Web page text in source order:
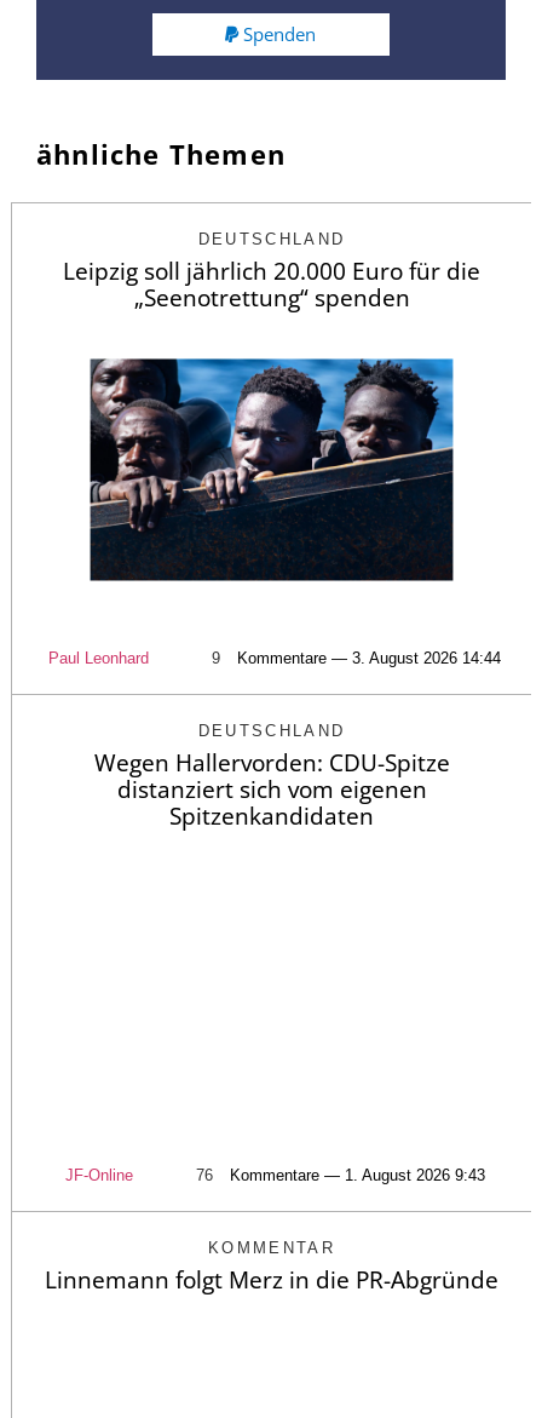
Spenden
ähnliche Themen
DEUTSCHLAND
Leipzig soll jährlich 20.000 Euro für die
„Seenotrettung“ spenden
Paul Leonhard 9 Kommentare — 3. August 2026 14:44
DEUTSCHLAND
Wegen Hallervorden: CDU-Spitze
distanziert sich vom eigenen
Spitzenkandidaten
JF-Online 76 Kommentare — 1. August 2026 9:43
KOMMENTAR
Linnemann folgt Merz in die PR-Abgründe